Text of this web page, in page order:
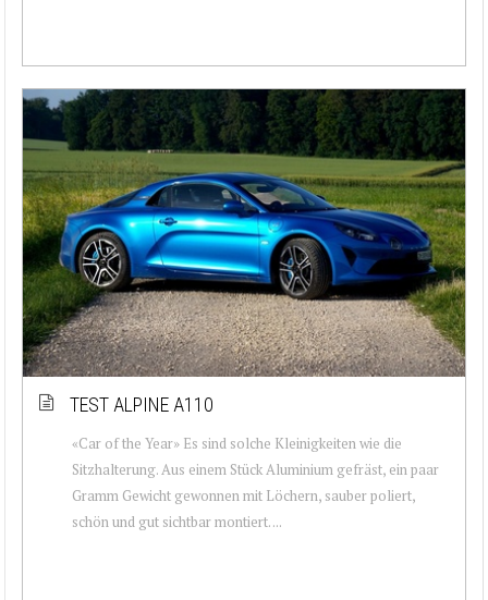
TEST ALPINE A110
«Car of the Year» Es sind solche Kleinigkeiten wie die
Sitzhalterung. Aus einem Stück Aluminium gefräst, ein paar
Gramm Gewicht gewonnen mit Löchern, sauber poliert,
schön und gut sichtbar montiert. ...